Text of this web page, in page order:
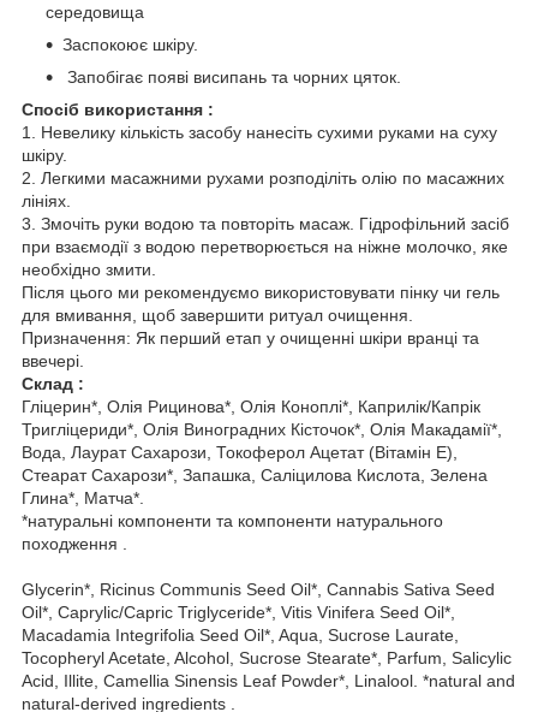
середовища
Заспокоює шкіру.
Запобігає появі висипань та чорних цяток.
Спосіб використання :
1. Невелику кількість засобу нанесіть сухими руками на суху
шкіру.
2. Легкими масажними рухами розподіліть олію по масажних
лініях.
3. Змочіть руки водою та повторіть масаж. Гідрофільний засіб
при взаємодії з водою перетворюється на ніжне молочко, яке
необхідно змити.
Після цього ми рекомендуємо використовувати пінку чи гель
для вмивання, щоб завершити ритуал очищення.
Призначення: Як перший етап у очищенні шкіри вранці та
ввечері.
Склад :
Гліцерин*, Олія Рицинова*, Олія Коноплі*, Каприлік/Капрік
Тригліцериди*, Олія Виноградних Кісточок*, Олія Макадамії*,
Вода, Лаурат Сахарози, Токоферол Ацетат (Вітамін Е),
Стеарат Сахарози*, Запашка, Саліцилова Кислота, Зелена
Глина*, Матча*.
*натуральні компоненти та компоненти натурального
походження .
Glycerin*, Ricinus Communis Seed Oil*, Cannabis Sativa Seed
Oil*, Caprylic/Capric Triglyceride*, Vitis Vinifera Seed Oil*,
Macadamia Integrifolia Seed Oil*, Aqua, Sucrose Laurate,
Tocopheryl Acetate, Alcohol, Sucrose Stearate*, Parfum, Salicylic
Acid, Illite, Camellia Sinensis Leaf Powder*, Linalool. *natural and
natural-derived ingredients .